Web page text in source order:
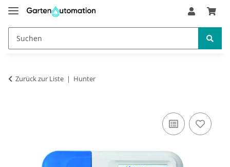
Zurück zur Liste Hunter